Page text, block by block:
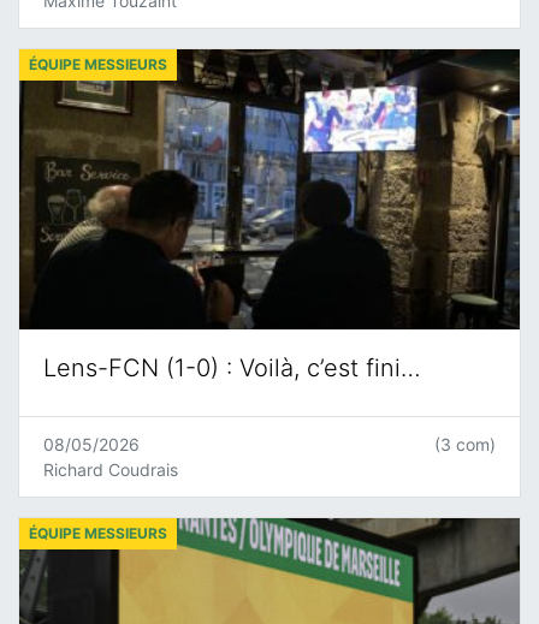
Lens-FCN (1-0) : Voilà, c’est fini…
ÉQUIPE MESSIEURS
08/05/2026
Richard Coudrais
(3 com)
ÉQUIPE MESSIEURS